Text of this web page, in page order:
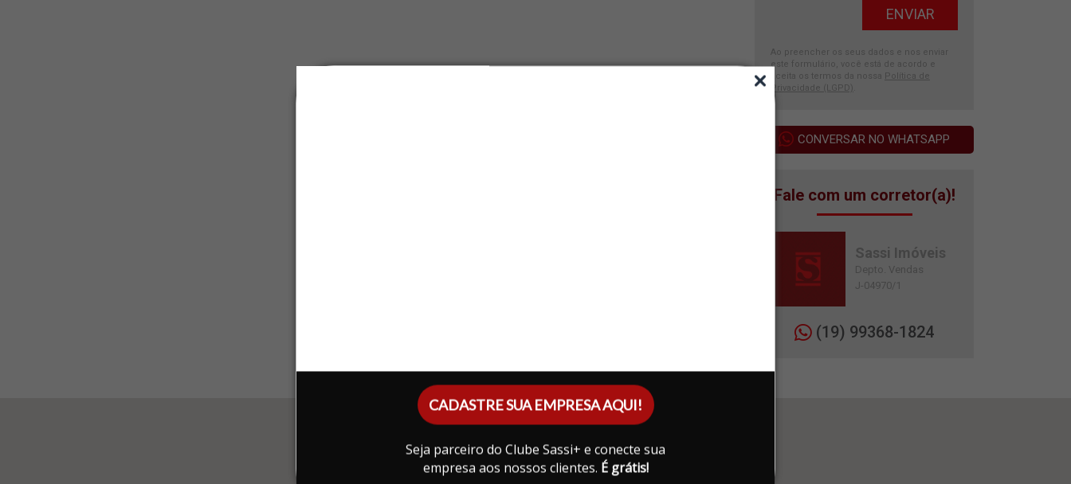
CADASTRE SUA EMPRESA AQUI!
Seja parceiro do Clube Sassi+ e conecte sua
empresa aos nossos clientes. É grátis!
Ao preencher os seus dados e nos enviar
este formulário, você está de acordo e
aceita os termos da nossa
Política de
Privacidade (LGPD)
CONVERSAR NO WHATSAPP
Fale com um corretor(a)!
Sassi Imóveis
Depto. Vendas
J-04970/1
(19) 99368-1824